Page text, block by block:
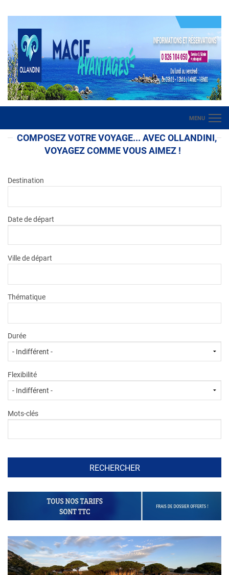
MENU
Hôtels
Hôtels Animations
Circuits en Autocars
Sardaigne
COMPOSEZ VOTRE VOYAGE... AVEC OLLANDINI,
VOYAGEZ COMME VOUS AIMEZ !
Destination
Date de départ
Ville de départ
Thématique
Durée
Flexibilité
Mots-clés